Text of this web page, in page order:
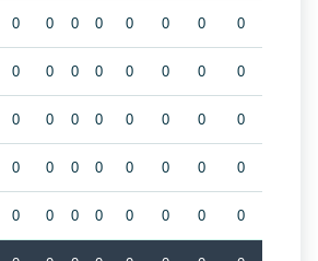
0 0 0 0 0 0 0 0
0 0 0 0 0 0 0 0
0 0 0 0 0 0 0 0
0 0 0 0 0 0 0 0
0 0 0 0 0 0 0 0